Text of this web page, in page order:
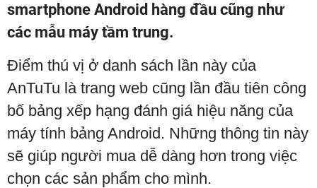
smartphone Android hàng đầu cũng như
các mẫu máy tầm trung.
Điểm thú vị ở danh sách lần này của
AnTuTu là trang web cũng lần đầu tiên công
bố bảng xếp hạng đánh giá hiệu năng của
máy tính bảng Android. Những thông tin này
sẽ giúp người mua dễ dàng hơn trong việc
chọn các sản phẩm cho mình.